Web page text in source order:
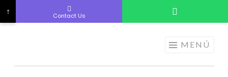
MENÚ
↑ Contact Us